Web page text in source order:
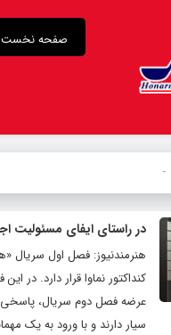
صفحه نخست
«ت
در راستای ایفای مسئولیت
هنرمندنیوز: فصل اول سریال
کنداکتور نماوا قرار دارد. در
عرضه فصل دوم‌ سریال، پاسخی
سیار دارند و با ورود به یک